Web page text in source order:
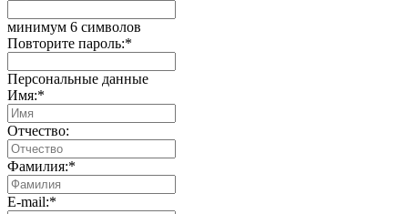
минимум 6 символов
Повторите пароль:*
Персональные данные
Имя:*
Отчество:
Фамилия:*
E-mail:*